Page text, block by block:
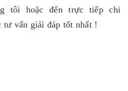
tôi hoặc đến trực tiếp chi
tư vấn giải đáp tốt nhất !